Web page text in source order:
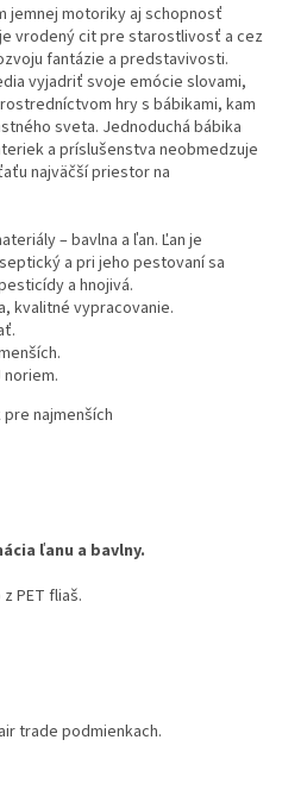
jemnej motoriky aj schopnosť
vrodený cit pre starostlivosť a cez
fantázie a predstavivosti.
vyjadriť svoje emócie slovami,
hry s bábikami, kam
sveta. Jednoduchá bábika
a príslušenstva neobmedzuje
najväčší priestor na
– bavlna a ľan. Ľan je
a pri jeho pestovaní sa
a hnojivá.
kvalitné vypracovanie.
ľanu a bavlny.
PET fliaš.
trade podmienkach.